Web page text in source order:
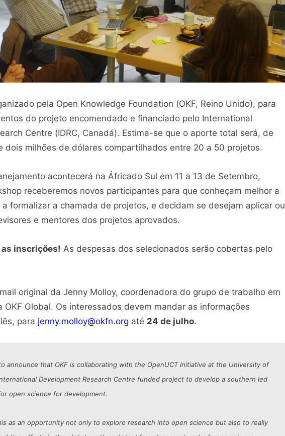
pela Open Knowledge Foundation (OKF, Reino Unido), para
do projeto encomendado e financiado pelo International
Centre (IDRC, Canadá). Estima-se que o aporte total será, de
dois milhões de dólares compartilhados entre 20 a 50 projetos.
acontecerá na Áfricado Sul em 11 a 13 de Setembro,
receberemos novos participantes para que conheçam melhor a
formalizar a chamada de projetos, e decidam se desejam aplicar ou
e mentores dos projetos aprovados.
inscrições! As despesas dos selecionados serão cobertas pelo
original da Jenny Molloy, coordenadora do grupo de trabalho em
OKF Global. Os interessados devem mandar as informações
para jenny.molloy@okfn.org até 24 de julho.
announce that OKF is collaborating with the OpenUCT Initiative at the University of
Development Research Centre funded project to develop a southern led
open science for development.
as an opportunity not only to explore research into open science but also to really